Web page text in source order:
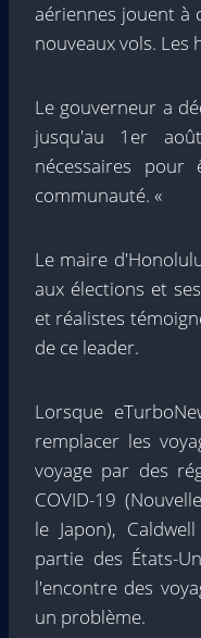
aériennes jouent à
nouveaux vols.
Le gouverneur a
jusqu'au 1er
nécessaires
communauté. «
Le maire
aux élections et
et réalistes
de ce leader.
Lorsque
remplacer les
voyage par des
COVID-19
le Japon),
partie des États-
l'encontre des
un problème.